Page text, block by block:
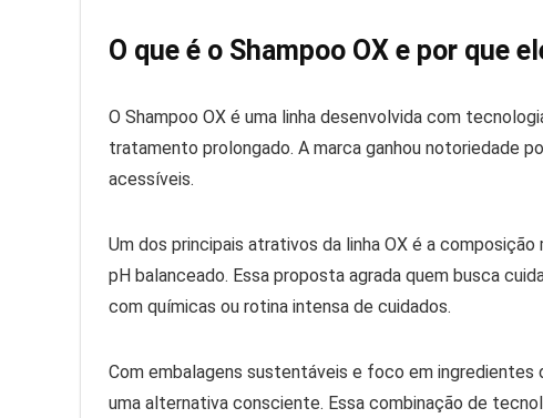
O que é o Shampoo OX e por que
O Shampoo OX é uma linha desenvolvida com
tratamento prolongado. A marca ganhou notoriedade
acessíveis.
Um dos principais atrativos da linha OX é a
pH balanceado. Essa proposta agrada quem busca
com químicas ou rotina intensa de cuidados.
Com embalagens sustentáveis e foco em
uma alternativa consciente. Essa combinação de